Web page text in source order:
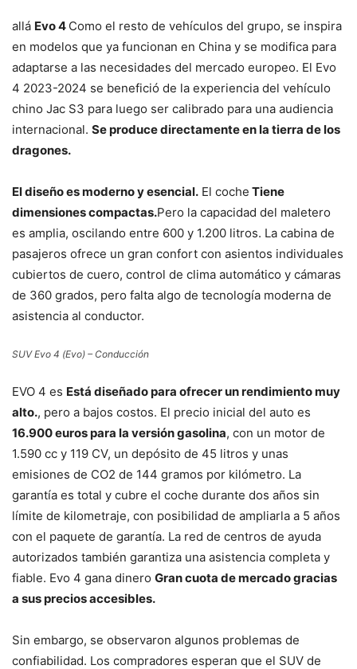
allá Evo 4 Como el resto de vehículos del grupo, se inspira
en modelos que ya funcionan en China y se modifica para
adaptarse a las necesidades del mercado europeo. El Evo
4 2023-2024 se benefició de la experiencia del vehículo
chino Jac S3 para luego ser calibrado para una audiencia
internacional. Se produce directamente en la tierra de los
dragones.
El diseño es moderno y esencial. El coche Tiene
dimensiones compactas.Pero la capacidad del maletero
es amplia, oscilando entre 600 y 1.200 litros. La cabina de
pasajeros ofrece un gran confort con asientos individuales
cubiertos de cuero, control de clima automático y cámaras
de 360 ​​grados, pero falta algo de tecnología moderna de
asistencia al conductor.
SUV Evo 4 (Evo) – Conducción
EVO 4 es Está diseñado para ofrecer un rendimiento muy
alto., pero a bajos costos. El precio inicial del auto es
16.900 euros para la versión gasolina, con un motor de
1.590 cc y 119 CV, un depósito de 45 litros y unas
emisiones de CO2 de 144 gramos por kilómetro. La
garantía es total y cubre el coche durante dos años sin
límite de kilometraje, con posibilidad de ampliarla a 5 años
con el paquete de garantía. La red de centros de ayuda
autorizados también garantiza una asistencia completa y
fiable. Evo 4 gana dinero Gran cuota de mercado gracias
a sus precios accesibles.
Sin embargo, se observaron algunos problemas de
confiabilidad. Los compradores esperan que el SUV de